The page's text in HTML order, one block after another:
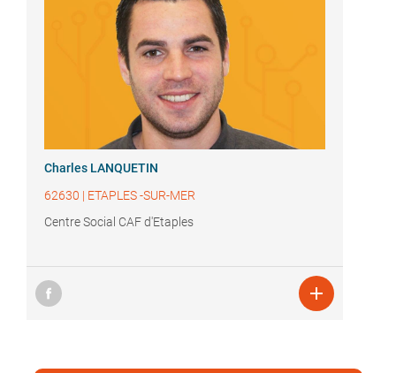
Charles LANQUETIN
62630 | ETAPLES -SUR-MER
Centre Social CAF d'Etaples
